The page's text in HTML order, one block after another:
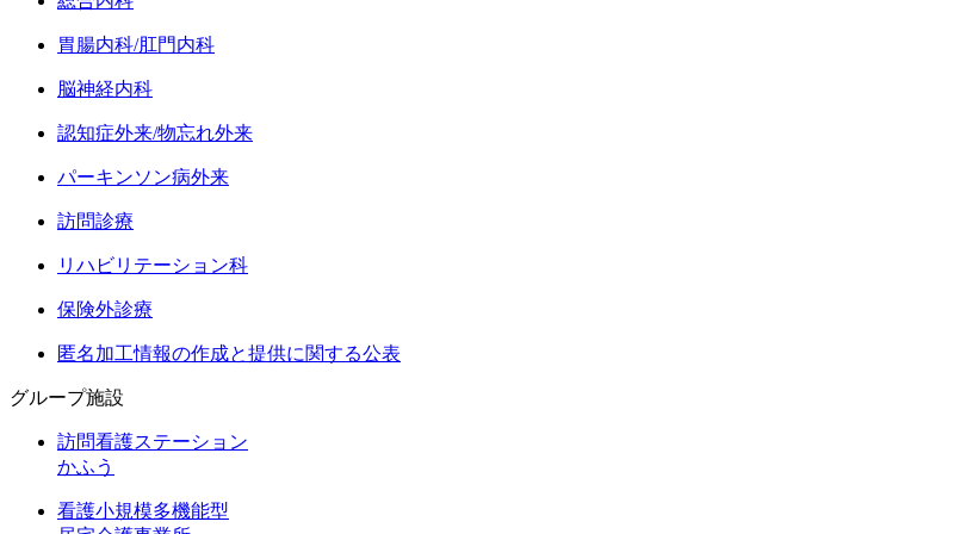
胃腸内科/肛門内科
脳神経内科
認知症外来/物忘れ外来
パーキンソン病外来
訪問診療
リハビリテーション科
保険外診療
匿名加工情報の作成と提供に関する公表
グループ施設
訪問看護ステーション
かふう
看護小規模多機能型